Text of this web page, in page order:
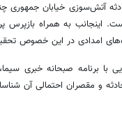
آتش‌سوزی خیابان جمهوری
به همراه بازپرس
امدادی در این خصوص
با برنامه صبحانه خبری
و مقصران احتمالی آن